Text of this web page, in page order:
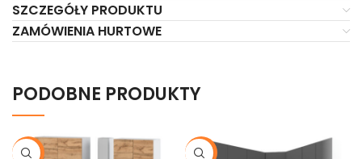
SZCZEGÓŁY PRODUKTU
ZAMÓWIENIA HURTOWE
PODOBNE PRODUKTY
-20% -24%